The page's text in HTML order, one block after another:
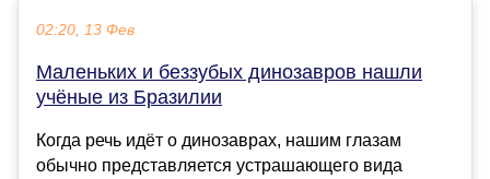
02:20, 13 Фев
Маленьких и беззубых динозавров нашли
учёные из Бразилии
Когда речь идёт о динозаврах, нашим глазам
обычно представляется устрашающего вида